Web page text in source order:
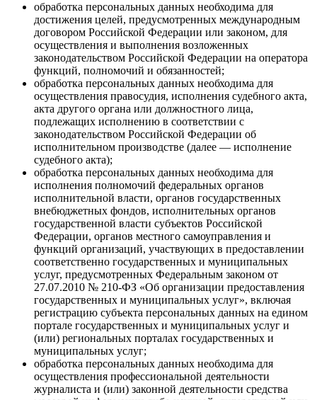
обработка персональных данных необходима для
достижения целей, предусмотренных международным
договором Российской Федерации или законом, для
осуществления и выполнения возложенных
законодательством Российской Федерации на оператора
функций, полномочий и обязанностей;
обработка персональных данных необходима для
осуществления правосудия, исполнения судебного акта,
акта другого органа или должностного лица,
подлежащих исполнению в соответствии с
законодательством Российской Федерации об
исполнительном производстве (далее — исполнение
судебного акта);
обработка персональных данных необходима для
исполнения полномочий федеральных органов
исполнительной власти, органов государственных
внебюджетных фондов, исполнительных органов
государственной власти субъектов Российской
Федерации, органов местного самоуправления и
функций организаций, участвующих в предоставлении
соответственно государственных и муниципальных
услуг, предусмотренных Федеральным законом от
27.07.2010 № 210-ФЗ «Об организации предоставления
государственных и муниципальных услуг», включая
регистрацию субъекта персональных данных на едином
портале государственных и муниципальных услуг и
(или) региональных порталах государственных и
муниципальных услуг;
обработка персональных данных необходима для
осуществления профессиональной деятельности
журналиста и (или) законной деятельности средства